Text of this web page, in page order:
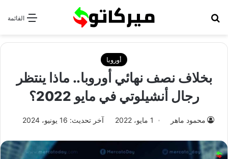
القائمة
أوروبا
بخلاف نصف نهائي أوروبا.. ماذا ينتظر
رجال أنشيلوتي في مايو 2022؟
محمود ماهر 1 مايو، 2022 آخر تحديث: 16 يونيو، 2024